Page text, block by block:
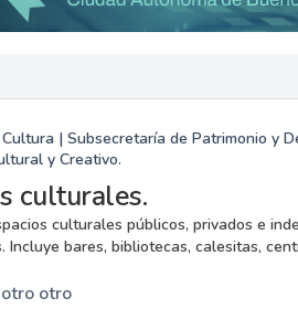
| Subsecretaría de Patrimonio y
y Creativo.
culturales.
culturales públicos, privados e
Incluye bares, bibliotecas, calesitas,
otro otro